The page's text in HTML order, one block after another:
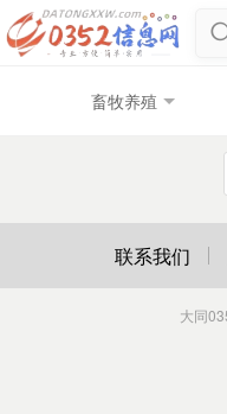
畜牧养殖
联系我们
大同